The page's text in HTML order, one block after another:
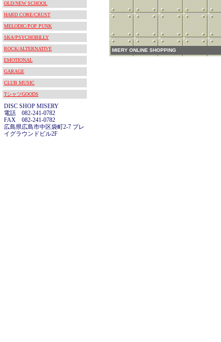
OLD/NEW SCHOOL
HARD CORE/CRUST
MELODIC/POP PUNK
SKA/PSYCHOBILLY
ROCK/ALTERNATIVE
EMOTIONAL
GARAGE
CLUB MUSIC
TシャツGOODS
DISC SHOP MISERY
電話 082-241-0782
FAX 082-241-0782
広島県広島市中区袋町2-7 プレ
イグラウンドビル2F
MIERY ONLINE SHOPPING